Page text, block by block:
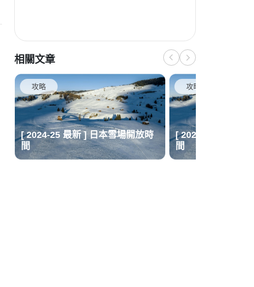
相關文章
攻略
[ 2024-25 最新 ] 日本雪場開放時
間
攻略
[ 2024-25 最新 ]
間